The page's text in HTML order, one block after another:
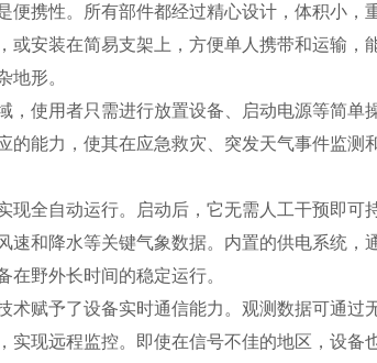
便携性。所有部件都经过精心设计，体积小，
或安装在简易支架上，方便单人携带和运输，
地形。
，使用者只需进行放置设备、启动电源等简单
的能力，使其在应急救灾、突发天气事件监测
现全自动运行。启动后，它无需人工干预即可
速和降水等关键气象数据。内置的供电系统，
在野外长时间的稳定运行。
术赋予了设备实时通信能力。观测数据可通过
实现远程监控。即使在信号不佳的地区，设备